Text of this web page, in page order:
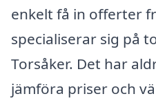
enkelt få in offerter
specialiserar sig på
Torsåker. Det har
jämföra priser och